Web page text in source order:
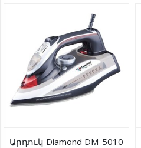
Արդուկ Diamond DM-5010